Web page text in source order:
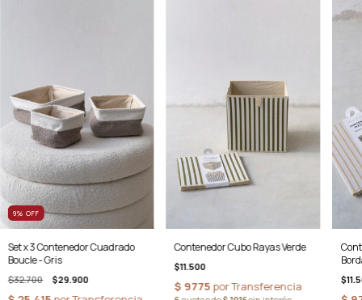
9% OFF
Set x 3 Contenedor Cuadrado
Boucle - Gris
$32.700 $29.900
Contenedor Cubo Rayas Verde
$11.500